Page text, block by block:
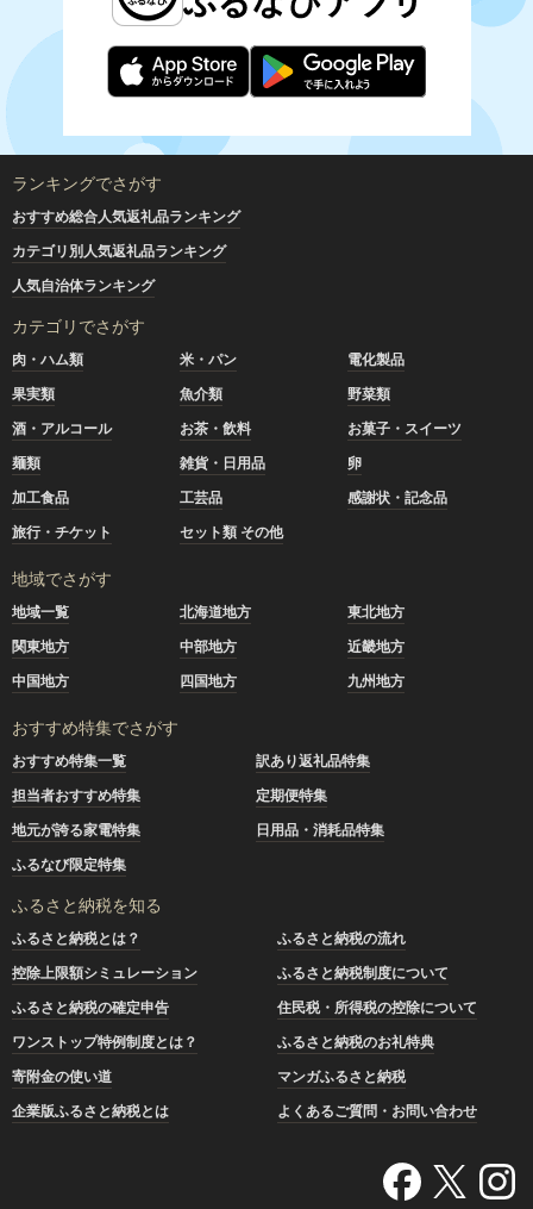
ランキングでさがす
おすすめ総合人気返礼品ランキング
カテゴリ別人気返礼品ランキング
人気自治体ランキング
カテゴリでさがす
肉・ハム類 米・パン
電化製品
果実類
魚介類
野菜類
酒・アルコール
お茶・飲料
お菓子・スイーツ
麺類
雑貨・日用品
卵
加工食品
工芸品
感謝状・記念品
旅行・チケット
セット類 その他
地域でさがす
地域一覧 北海道地方
東北地方
関東地方
中部地方
近畿地方
中国地方
四国地方 九州地方
おすすめ特集でさがす
おすすめ特集一覧
訳あり返礼品特集
担当者おすすめ特集
定期便特集
地元が誇る家電特集
日用品・消耗品特集
ふるなび限定特集
ふるさと納税を知る
ふるさと納税とは？
ふるさと納税の流れ
控除上限額シミュレーション
ふるさと納税制度について
ふるさと納税の確定申告
住民税・所得税の控除について
ワンストップ特例制度とは？
ふるさと納税のお礼特典
寄附金の使い道
マンガふるさと納税
企業版ふるさと納税とは
よくあるご質問・お問い合わせ